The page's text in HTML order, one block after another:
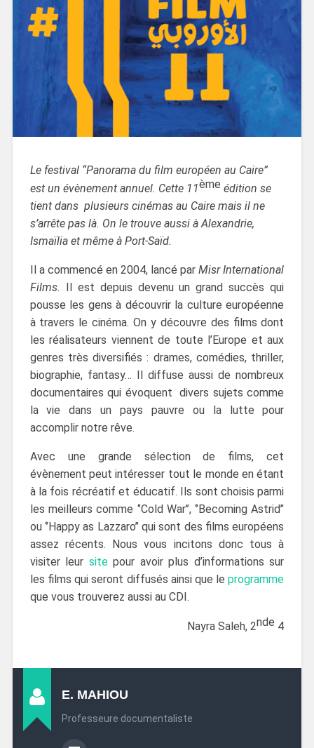
Le festival “Panorama du film européen au Caire”
est un évènement annuel. Cette 11ème édition se
tient dans plusieurs cinémas au Caire mais il ne
s’arrête pas là. On le trouve aussi à Alexandrie,
Ismaïlia et même à Port-Saïd.
Il a commencé en 2004, lancé parMisr International
Films. Il est depuis devenu un grand succès qui
pousse les gens à découvrir la culture européenne
à travers le cinéma. On y découvre des films dont
les réalisateurs viennent de toute l’Europe et aux
genres très diversifiés : drames, comédies, thriller,
biographie, fantasy… Il diffuse aussi de nombreux
documentaires qui évoquent divers sujets comme
la vie dans un pays pauvre ou la lutte pour
accomplir notre rêve.
Avec une grande sélection de films, cet
évènement peut intéresser tout le monde en étant
à la fois récréatif et éducatif. Ils sont choisis parmi
les meilleurs comme ‘’Cold War’’, ‘’Becoming Astrid’’
ou ‘’Happy as Lazzaro’’ qui sont des films européens
assez récents. Nous vous incitons donc tous à
visiter leur sitepour avoir plus d’informations sur
les films qui seront diffusés ainsi que leprogramme
que vous trouverez aussi au CDI.
Nayra Saleh, 2nde 4
E. MAHIOU
Professeure documentaliste